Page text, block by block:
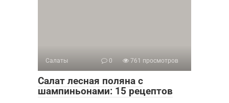
Салаты 0 761 просмотров
Салат лесная поляна с
шампиньонами: 15 рецептов